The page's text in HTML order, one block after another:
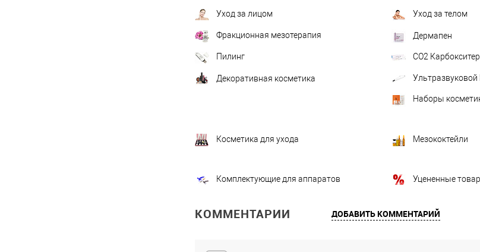
Уход за лицом Уход за телом
Фракционная мезотерапия Дермапен
Пилинг CO2
Декоративная косметика Ультразвуковой
Наборы
Косметика для ухода Мезококтейли
Комплектующие для аппаратов Уцененные
КОММЕНТАРИИ ДОБАВИТЬ КОММЕНТАРИЙ